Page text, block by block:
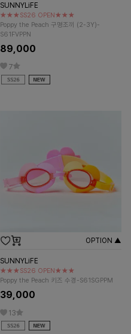
SUNNYLiFE
★★★SS26 OPEN★★★
Poppy the Peach 구명조끼 (2-3Y)-
S61FVPPN
89,000
7
OPTION ▲
SUNNYLiFE
★★★SS26 OPEN★★★
Poppy the Peach 키즈 수경-S61SGPPM
39,000
13